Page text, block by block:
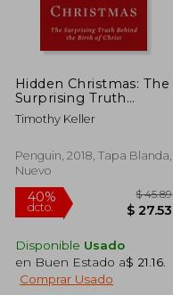
40%
dcto.
Hidden Christmas: The
Surprising Truth
Behind the Birth of
Christ (en Inglés)
Timothy Keller
Penguin, 2018, Tapa Blanda,
Nuevo
Disponible Usado
en Buen Estado a$ 21.16
Comprar Usado